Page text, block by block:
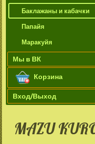
Баклажаны и кабачки
Папайя
Маракуйя
Мы в ВК
Корзина
Вход/Выход
MAZU